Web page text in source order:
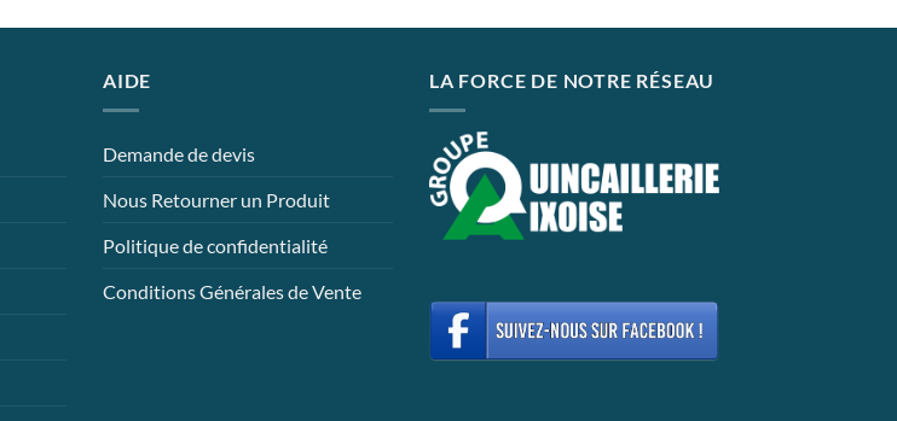
AIDE
Demande de devis
Nous Retourner un Produit
Politique de confidentialité
Conditions Générales de Vente
LA FORCE DE NOTRE RÉSEAU